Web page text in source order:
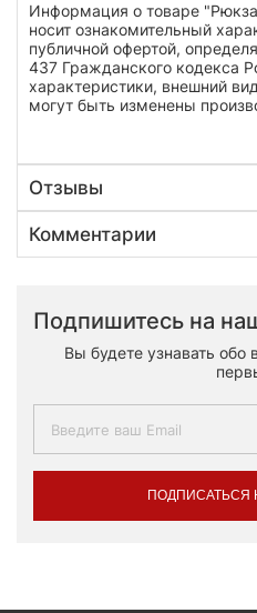
Информация о товаре
носит ознакомительный
публичной офертой,
437 Гражданского кодекса
характеристики, внешний
могут быть изменены
Отзывы
Комментарии
Подпишитесь на
Вы будете узнавать обо
ПОДПИСАТЬСЯ